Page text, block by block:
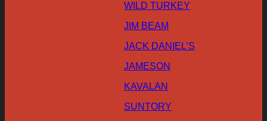
WILD TURKEY
JIM BEAM
JACK DANIEL’S
JAMESON
KAVALAN
SUNTORY